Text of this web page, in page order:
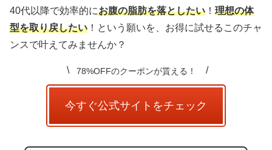
40代以降で効率的にお腹の脂肪を落としたい ！ 理想の体
型を取り戻したい ！という願いを、お得に試せるこのチャ
ンスで叶えてみませんか？
78%OFFのクーポンが貰える！
今すぐ公式サイトをチェック